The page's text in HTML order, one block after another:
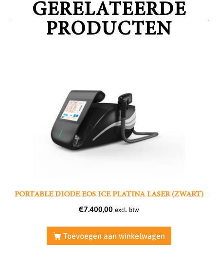
GERELATEERDE
PRODUCTEN
PORTABLE DIODE EOS ICE PLATINA LASER (ZWART)
€7.400,00 excl. btw
Toevoegen aan winkelwagen